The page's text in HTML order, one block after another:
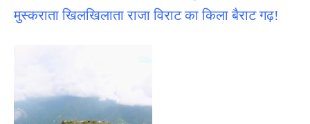
मुस्कराता खिलखिलाता राजा विराट का किला बैराट गढ़!